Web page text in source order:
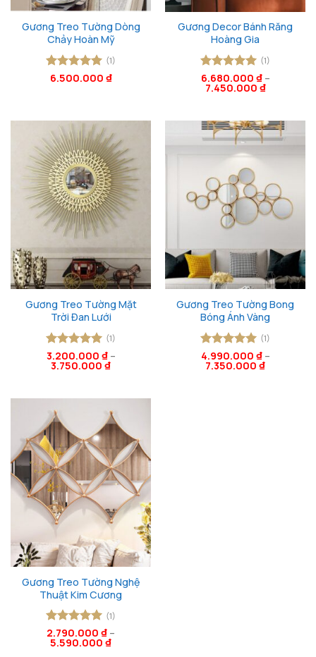
Gương Treo Tường Dòng
Chảy Hoàn Mỹ
Được xếp
(1)
6.500.000 ₫
Gương Decor Bánh Răng
Hoàng Gia
Được xếp
hạng55
(1)
6.680.000 ₫–
7.450.000 ₫
Gương Treo Tường Mặt
Trời Đan Lưới
Được xếp
hạng55
(1)
3.200.000 ₫–
3.750.000 ₫
Gương Treo Tường Bong
Bóng Ánh Vàng
Được xếp
hạng55
(1)
4.990.000 ₫–
7.350.000 ₫
Gương Treo Tường Nghệ
Thuật Kim Cương
Được xếp
hạng55
(1)
2.790.000 ₫ –
5.590.000 ₫